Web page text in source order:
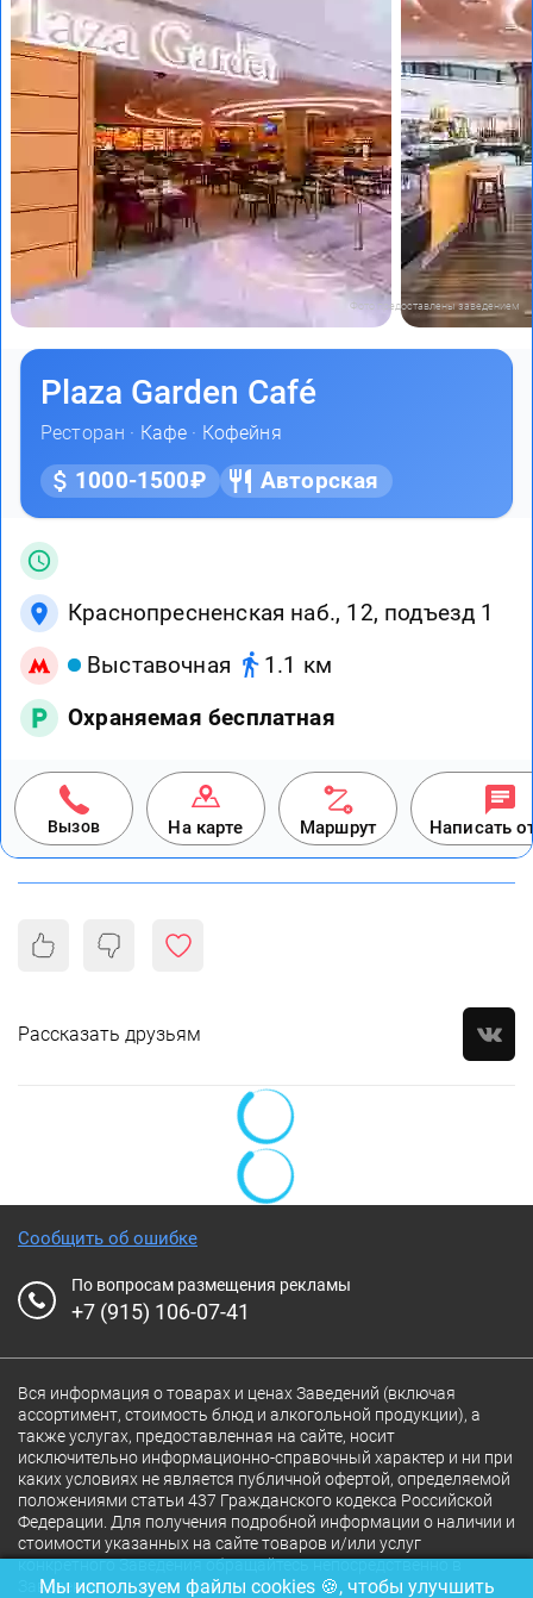
Фото предоставлены заведением
Plaza Garden Café
Ресторан · Кафе · Кофейня
1000-1500₽ Авторская
Краснопресненская наб., 12, подъезд 1
Выставочная
1.1 км
Охраняемая бесплатная
Вызов На карте Маршрут Написать
Рассказать друзьям
Сообщить об ошибке
По вопросам размещения рекламы
+7 (915) 106-07-41
Вся информация о товарах и ценах Заведений (включая
ассортимент, стоимость блюд и алкогольной продукции), а
также услугах, предоставленная на сайте, носит
исключительно информационно-справочный характер и ни при
каких условиях не является публичной офертой, определяемой
положениями статьи 437 Гражданского кодекса Российской
Федерации. Для получения подробной информации о наличии и
стоимости указанных на сайте товаров и/или услуг
конкретного Заведения обращайтесь непосредственно в
Заведение.
Мы используем файлы cookies 🍪, чтобы улучшить